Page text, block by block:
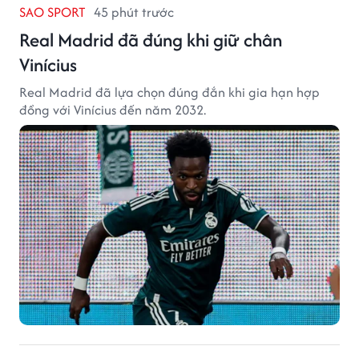
SAO SPORT 45 phút trước
Real Madrid đã đúng khi giữ chân
Vinícius
Real Madrid đã lựa chọn đúng đắn khi gia hạn hợp
đồng với Vinícius đến năm 2032.